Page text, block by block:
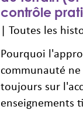
contrôle
|Toutes les
Pourquoi
communauté
toujours sur
enseignements